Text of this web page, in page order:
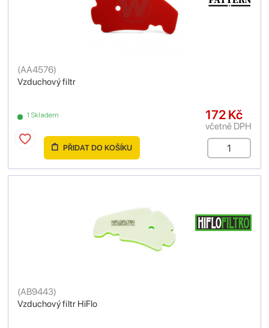
Vzduchový filtr
(AA4576)
1 Skladem 172 Kč
včetně DPH
PŘIDAT DO KOŠÍKU
Vzduchový filtr HiFlo
(AB9443)